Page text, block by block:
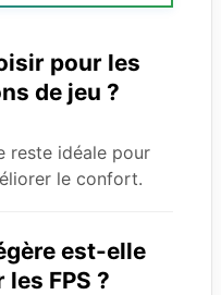
pour les
de jeu ?
reste idéale pour
le confort.
est-elle
FPS ?